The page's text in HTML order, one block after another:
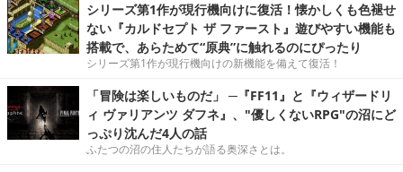
シリーズ第1作が現行機向けに復活！懐かしくも色褪せ
ない『カルドセプト ザ ファースト』遊びやすい機能も
搭載で、あらためて“原典”に触れるのにぴったり
シリーズ第1作が現行機向けの新機能を備えて復活！
「冒険は楽しいものだ」 ─『FF11』と『ウィザードリ
ィ ヴァリアンツ ダフネ』、"優しくないRPG"の沼にど
っぷり沈んだ4人の話
ふたつの沼の住人たちが語る奥深さとは。